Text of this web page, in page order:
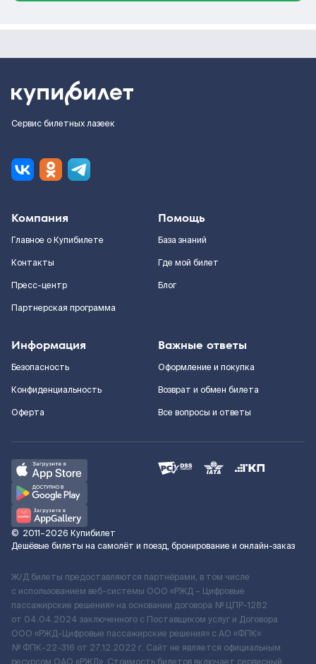
Сервис билетных лазеек
Компания
Главное о Купибилете
Контакты
Пресс-центр
Партнерская программа
Помощь
База знаний
Где мой билет
Блог
Информация
Безопасность
Конфиденциальность
Оферта
Важные ответы
Оформление и покупка
Возврат и обмен билета
Все вопросы и ответы
© 2011–2026 Купибилет
Дешёвые билеты на самолёт и поезд, бронирование и онлайн-заказ
Ж/Д билеты предоставляются партнёрами, в том числе
с использованием веб-системы ООО «РЖД – Цифровые
пассажирские решения» на основании договора № ЦПР-1282
от 04.04.2024 заключенного с Поставщиком услуг и Договора
ООО «РЖД-Цифровые пассажирские решения» c АО «ФПК»
№ ФПК-22-316 от 27.12.2022 г. Сайт не является официальным